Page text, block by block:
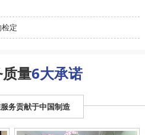
定
量6大承诺
务贡献于中国制造